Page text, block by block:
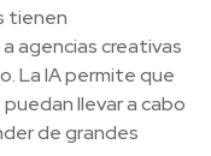
tienen
agencias creativas
La IA permite que
llevar a cabo
de grandes